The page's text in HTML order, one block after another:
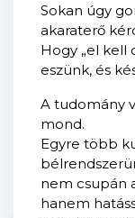
Sokan úgy
akaraterő
Hogy „el kell
eszünk, és
A tudomány
mond.
Egyre több
nem csupán
hanem